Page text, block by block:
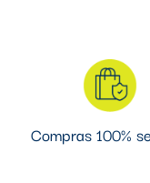
Compras 100%